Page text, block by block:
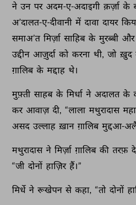
ने उन पर अदम-ए-अदाइगी क़र्ज़ा के
अ’दालत-ए-दीवानी में दावा दायर
समाअ’त मिर्ज़ा साहिब के मुरब्बी और
उद्दीन आज़ुर्दा को करना थी, जो ख़ुद
ग़ालिब के मद्दाह थे।
मुफ़्ती साहब के मिर्धा ने अदालत के
कर आवाज़ दी, “लाला मथुरादास
असद उल्लाह ख़ान ग़ालिब मुद्दआ-
मथुरादास ने मिर्ज़ा ग़ालिब की तरफ़
“जी दोनों हाज़िर हैं।”
मिर्धे ने रूखेपन से कहा, “तो दोनों